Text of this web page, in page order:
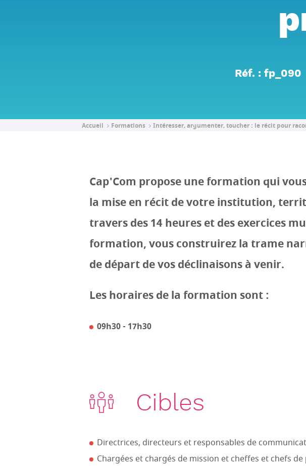
Réf. : fp_090
Accueil Formations Intéresser, argumenter, toucher : le récit pour
Cap'Com propose une formation qui
la mise en récit de votre institution,
travers des 14 heures et des exercices
formation, vous construirez la trame
de départ de vos déclinaisons à venir.
Les horaires de la formation sont :
09h30 - 17h30
Cibles
Directrices, directeurs et responsables de
Chargées et chargés de mission et cheffes et chefs